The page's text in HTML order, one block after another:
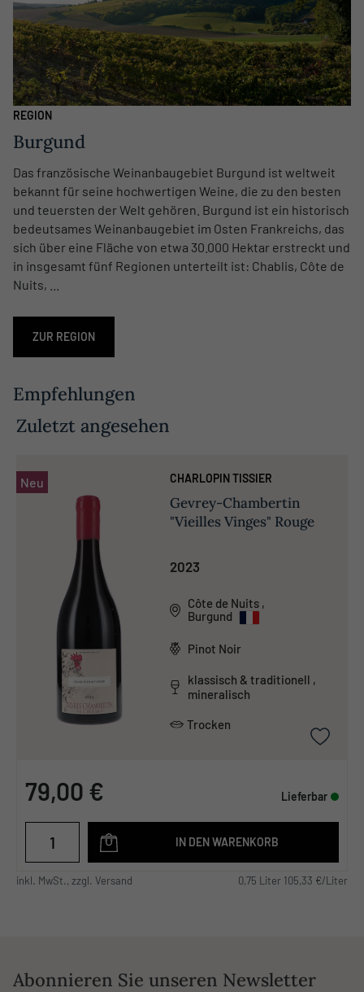
REGION
Burgund
Das französische Weinanbaugebiet Burgund ist weltweit
bekannt für seine hochwertigen Weine, die zu den besten
und teuersten der Welt gehören. Burgund ist ein historisch
bedeutsames Weinanbaugebiet im Osten Frankreichs, das
sich über eine Fläche von etwa 30.000 Hektar erstreckt und
in insgesamt fünf Regionen unterteilt ist: Chablis, Côte de
Nuits, ...
ZUR REGION
Empfehlungen
Zuletzt angesehen
Neu CHARLOPIN TISSIER
Gevrey-Chambertin
"Vieilles Vinges" Rouge
2023
Côte de Nuits ,
Burgund
Pinot Noir
klassisch & traditionell ,
mineralisch
Trocken
79,00 € Lieferbar
IN DEN WARENKORB
inkl. MwSt., zzgl. Versand 0,75 Liter 105,33 €/Liter
Abonnieren Sie unseren Newsletter